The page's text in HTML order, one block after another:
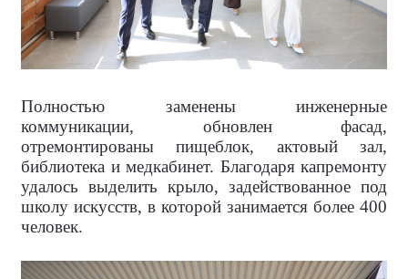
Полностью заменены инженерные
коммуникации, обновлен фасад,
отремонтированы пищеблок, актовый зал,
библиотека и медкабинет. Благодаря капремонту
удалось выделить крыло, задействованное под
школу искусств, в которой занимается более 400
человек.